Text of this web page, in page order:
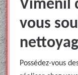
Vimenil
vous
Possédez-vous